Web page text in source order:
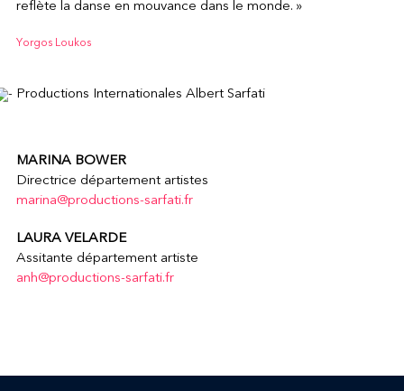
reflète la danse en mouvance dans le monde. »
Yorgos Loukos
MARINA BOWER
Directrice département artistes
marina@productions-sarfati.fr
LAURA VELARDE
Assitante département artiste
anh@productions-sarfati.fr